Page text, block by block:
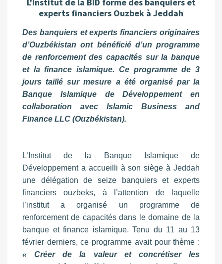
experts financiers Ouzbek à Jeddah
Des banquiers et experts financiers originaires
d’Ouzbékistan ont bénéficié d’un programme
de renforcement des capacités sur la banque
et la finance islamique. Ce programme de 3
jours taillé sur mesure a été organisé par la
Banque Islamique de Développement en
collaboration avec Islamic Business and
Finance LLC (Ouzbékistan).
L’Institut de la Banque Islamique de
Développement a accueilli à son siège à Jeddah
une délégation de seize banquiers et experts
financiers ouzbeks, à l’attention de laquelle
l’institut a organisé un programme de
renforcement de capacités dans le domaine de la
banque et finance islamique. Tenu du 11 au 13
février derniers, ce programme avait pour thème :
« Créer de la valeur et concrétiser les